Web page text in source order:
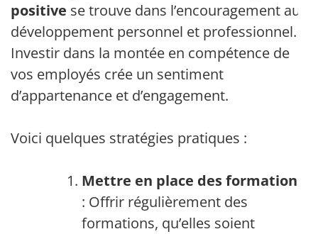
positive se trouve dans l’encouragement au
développement personnel et professionnel.
Investir dans la montée en compétence de
vos employés crée un sentiment
d’appartenance et d’engagement.
Voici quelques stratégies pratiques :
Mettre en place des formations
: Offrir régulièrement des
formations, qu’elles soient